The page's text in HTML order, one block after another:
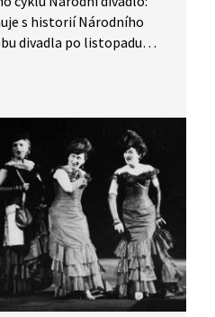
s historií Národního
divadla po listopadu
hrát, a inscenace jak
ze světového.